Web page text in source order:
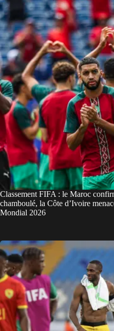
Classement FIFA : le Maroc
chamboulé, la Côte d’Ivoire
Mondial 2026